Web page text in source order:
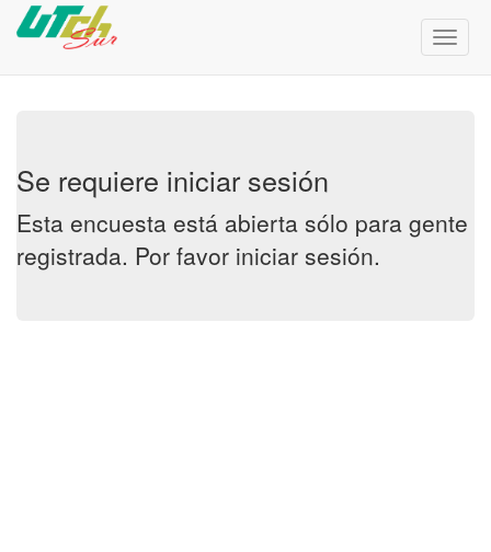
Menú
de
Se requiere iniciar sesión
Esta encuesta está abierta sólo para gente
registrada. Por favor iniciar sesión.